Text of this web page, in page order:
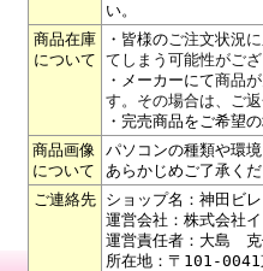
い。
商品在庫
について
・皆様のご注文状況
てしまう可能性がご
・メーカーにて商品
す。その場合は、ご
・完売商品をご希望
商品画像
について
パソコンの種類や環
あらかじめご了承く
ご連絡先
ショップ名：神田ビ
運営会社：株式会社
運営責任者：大島
所在地：〒101-